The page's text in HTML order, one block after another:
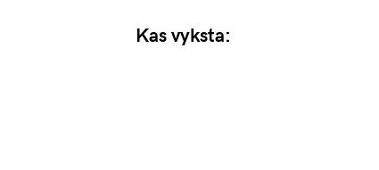
Kas vyksta: